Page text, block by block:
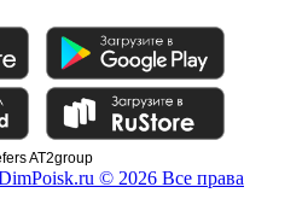
AT2group
© 2026 Все права